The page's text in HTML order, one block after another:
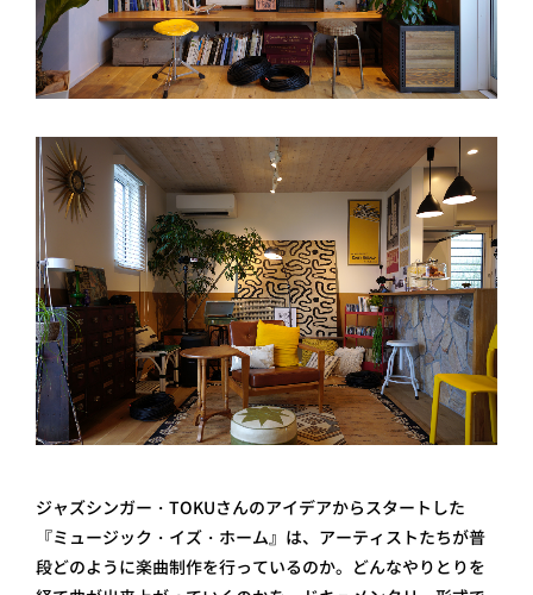
ジャズシンガー・TOKUさんのアイデアからスタートした
『ミュージック・イズ・ホーム』は、アーティストたちが普
段どのように楽曲制作を行っているのか。どんなやりとりを